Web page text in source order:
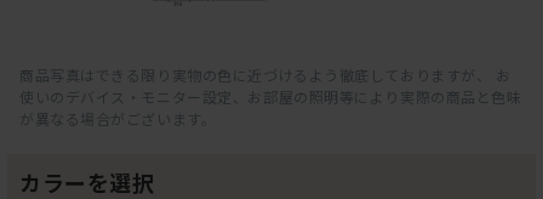
商品写真はできる限り実物の色に近づけるよう徹底しておりますが、 お
使いのデバイス・モニター設定、お部屋の照明等により実際の商品と色味
が異なる場合がございます。
カラーを選択